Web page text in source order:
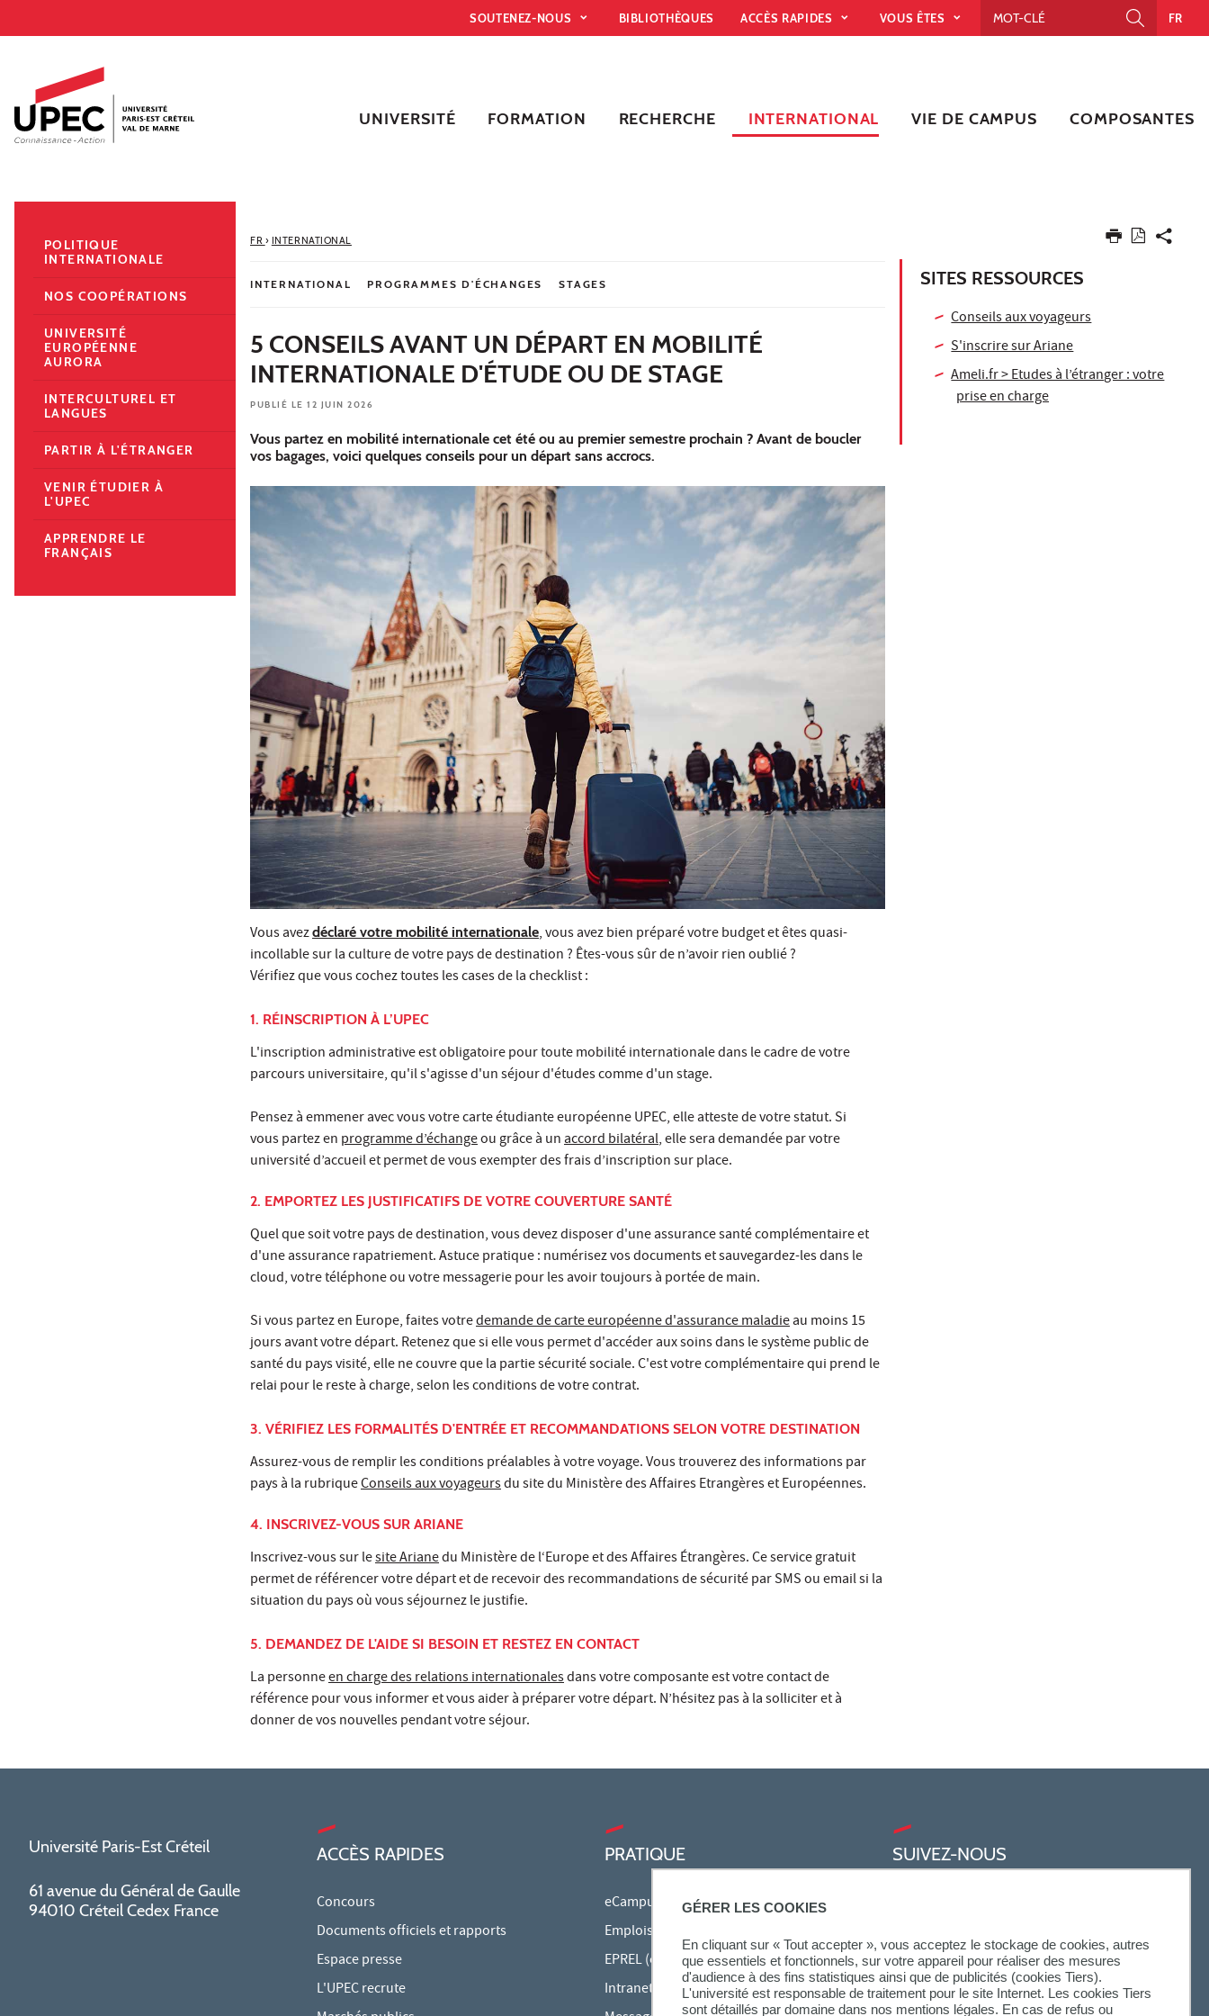
GÉRER LES COOKIES
En cliquant sur « Tout accepter », vous acceptez le stockage de cookies, autres
que essentiels et fonctionnels, sur votre appareil pour réaliser des mesures
d'audience à des fins statistiques ainsi que de publicités (cookies Tiers).
L'université est responsable de traitement pour le site Internet. Les cookies Tiers
sont détaillés par domaine dans nos mentions légales. En cas de refus ou
Accès directs
Recherche
Navigation secondaire
SOUTENEZ-NOUS BIBLIOTHÈQUES ACCÈS RAPIDES VOUS ÊTES FR
UNIVERSITÉ FORMATION RECHERCHE INTERNATIONAL VIE DE CAMPUS COMPOSANTES
FR › INTERNATIONAL
INTERNATIONAL PROGRAMMES D'ÉCHANGES STAGES
5 CONSEILS AVANT UN DÉPART EN MOBILITÉ
INTERNATIONALE D'ÉTUDE OU DE STAGE
PUBLIÉ LE 12 JUIN 2026
Vous partez en mobilité internationale cet été ou au premier semestre prochain ? Avant de boucler
vos bagages, voici quelques conseils pour un départ sans accrocs.
Vous avezdéclaré votre mobilité internationale, vous avez bien préparé votre budget et êtes quasi-
incollable sur la culture de votre pays de destination ? Êtes-vous sûr de n’avoir rien oublié ?
Vérifiez que vous cochez toutes les cases de la checklist :
1. RÉINSCRIPTION À L’UPEC
L'inscription administrative est obligatoire pour toute mobilité internationale dans le cadre de votre
parcours universitaire, qu'il s'agisse d'un séjour d'études comme d'un stage.
Pensez à emmener avec vous votre carte étudiante européenne UPEC, elle atteste de votre statut. Si
vous partez en programme d’échangeou grâce à unaccord bilatéral, elle sera demandée par votre
université d’accueil et permet de vous exempter des frais d’inscription sur place.
2. EMPORTEZ LES JUSTIFICATIFS DE VOTRE COUVERTURE SANTÉ
Quel que soit votre pays de destination, vous devez disposer d'une assurance santé complémentaire et
d'une assurance rapatriement. Astuce pratique : numérisez vos documents et sauvegardez-les dans le
cloud, votre téléphone ou votre messagerie pour les avoir toujours à portée de main.
Si vous partez en Europe, faites votredemande de carte européenne d'assurance maladieau moins 15
jours avant votre départ. Retenez que si elle vous permet d'accéder aux soins dans le système public de
santé du pays visité, elle ne couvre que la partie sécurité sociale. C'est votre complémentaire qui prend le
relai pour le reste à charge, selon les conditions de votre contrat.
3. VÉRIFIEZ LES FORMALITÉS D'ENTRÉE ET RECOMMANDATIONS SELON VOTRE DESTINATION
Assurez-vous de remplir les conditions préalables à votre voyage. Vous trouverez des informations par
pays à la rubriqueConseils aux voyageursdu site du Ministère des Affaires Etrangères et Européennes.
4. INSCRIVEZ-VOUS SUR ARIANE
Inscrivez-vous sur lesite Arianedu Ministère de l‘Europe et des Affaires Étrangères. Ce service gratuit
permet de référencer votre départ et de recevoir des recommandations de sécurité par SMS ou email si la
situation du pays où vous séjournez le justifie.
5. DEMANDEZ DE L'AIDE SI BESOIN ET RESTEZ EN CONTACT
La personneen charge des relations internationalesdans votre composante est votre contact de
référence pour vous informer et vous aider à préparer votre départ. N’hésitez pas à la solliciter et à
donner de vos nouvelles pendant votre séjour.
SITES RESSOURCES
Conseils aux voyageurs
S'inscrire sur Ariane
Ameli.fr > Etudes à l’étranger : votre
prise en charge
POLITIQUE
INTERNATIONALE
NOS COOPÉRATIONS
UNIVERSITÉ
EUROPÉENNE
AURORA
INTERCULTUREL ET
LANGUES
PARTIR À L'ÉTRANGER
VENIR ÉTUDIER À
L'UPEC
APPRENDRE LE
FRANÇAIS
Université Paris-Est Créteil
61 avenue du Général de Gaulle
94010 Créteil Cedex France
ACCÈS RAPIDES
Concours
Documents officiels et rapports
Espace presse
L'UPEC recrute
PRATIQUE
eCampus
Emplois du temps en ligne
EPREL (cours en ligne)
Intranet des personnels
SUIVEZ-NOUS